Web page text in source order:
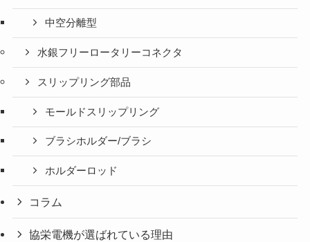
中空分離型
水銀フリーロータリーコネクタ
スリップリング部品
モールドスリップリング
ブラシホルダー/ブラシ
ホルダーロッド
コラム
協栄電機が選ばれている理由